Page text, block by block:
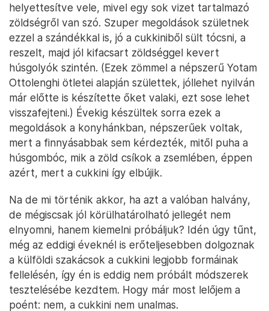
helyettesítve vele, mivel egy sok vizet tartalmazó
zöldségről van szó. Szuper megoldások születnek
ezzel a szándékkal is, jó a cukkiniből sült tócsni, a
reszelt, majd jól kifacsart zöldséggel kevert
húsgolyók szintén. (Ezek zömmel a népszerű Yotam
Ottolenghi ötletei alapján születtek, jóllehet nyilván
már előtte is készítette őket valaki, ezt sose lehet
visszafejteni.) Évekig készültek sorra ezek a
megoldások a konyhánkban, népszerűek voltak,
mert a finnyásabbak sem kérdezték, mitől puha a
húsgombóc, mik a zöld csíkok a zsemlében, éppen
azért, mert a cukkini így elbújik.
Na de mi történik akkor, ha azt a valóban halvány,
de mégiscsak jól körülhatárolható jellegét nem
elnyomni, hanem kiemelni próbáljuk? Idén úgy tűnt,
még az eddigi éveknél is erőteljesebben dolgoznak
a külföldi szakácsok a cukkini legjobb formáinak
fellelésén, így én is eddig nem próbált módszerek
tesztelésébe kezdtem. Hogy már most lelőjem a
poént: nem, a cukkini nem unalmas.